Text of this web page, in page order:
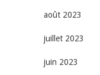
août 2023
juillet 2023
juin 2023